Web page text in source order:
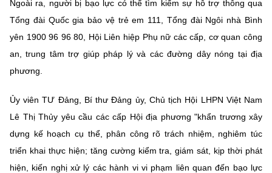
Ngoài ra, người bị bạo lực có thể tìm kiếm sự hỗ trợ thông qua
Tổng đài Quốc gia bảo vệ trẻ em 111, Tổng đài Ngôi nhà Bình
yên 1900 96 96 80, Hội Liên hiệp Phụ nữ các cấp, cơ quan công
an, trung tâm trợ giúp pháp lý và các đường dây nóng tại địa
phương.
Ủy viên TƯ Đảng, Bí thư Đảng ủy, Chủ tịch Hội LHPN Việt Nam
Lê Thị Thủy yêu cầu các cấp Hội địa phương "khẩn trương xây
dựng kế hoạch cụ thể, phân công rõ trách nhiệm, nghiêm túc
triển khai thực hiện; tăng cường kiểm tra, giám sát, kịp thời phát
hiện, kiến nghị xử lý các hành vi vi phạm liên quan đến bạo lực